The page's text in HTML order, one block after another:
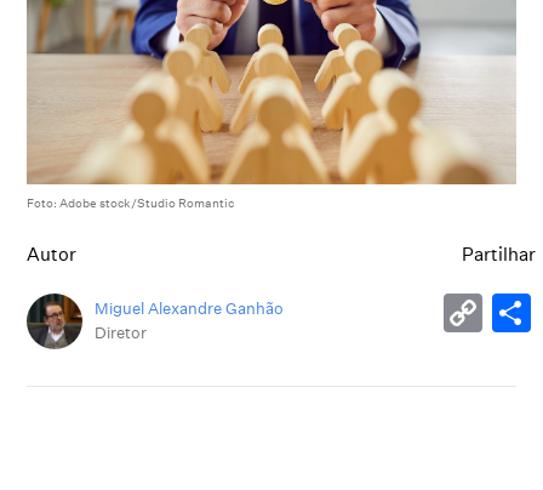
Foto: Adobe stock/Studio Romantic
Autor
Miguel Alexandre Ganhão
Diretor
Partilhar